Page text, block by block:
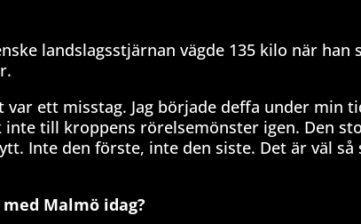
landslagsstjärnan vägde 135 kilo när han
ett misstag. Jag började deffa under min
till kroppens rörelsemönster igen. Den
Inte den förste, inte den siste. Det är väl
Malmö idag?